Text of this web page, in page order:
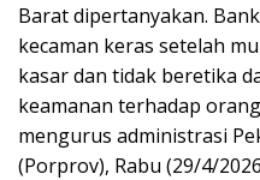
Barat dipertanyakan.
kecaman keras setelah
kasar dan tidak beretika
keamanan terhadap
mengurus administrasi
(Porprov), Rabu (29/4/